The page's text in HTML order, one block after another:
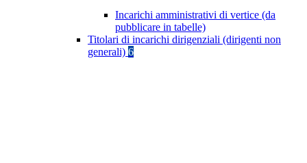
Incarichi amministrativi di vertice (da
pubblicare in tabelle)
Titolari di incarichi dirigenziali (dirigenti non
generali) 6